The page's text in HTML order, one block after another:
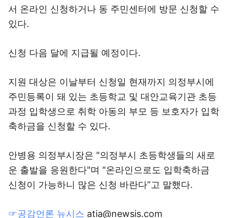
서 온라인 신청하거나 동 주민센터에 방문 신청할 수
있다.
신청 다음 달에 지급될 예정이다.
지원 대상은 이날부터 신청일 현재까지 의정부시에
주민등록이 돼 있는 초등학교 및 대안교육기관 초등
과정 입학생으로 취학 아동의 부모 등 보호자가 입학
축하금을 신청할 수 있다.
안병용 의정부시장은 "의정부시 초등학생들의 새로
운 출발을 응원한다"며 "온라인으로도 입학축하금
신청이 가능하니 많은 신청 바란다”고 말했다.
☞공감언론 뉴시스 atia@newsis.com